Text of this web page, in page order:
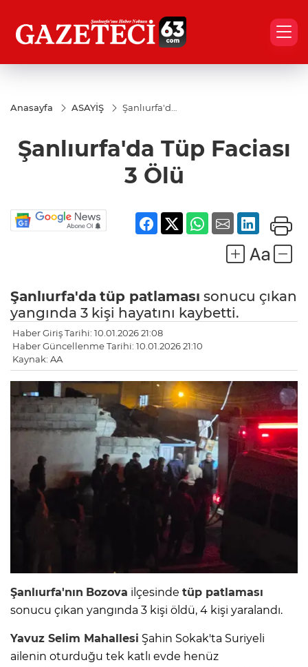
Anasayfa ASAYİŞ
Şanlıurfa'da
Şanlıurfa'da Tüp Faciası
3 Ölü
Şanlıurfa'da tüp patlaması sonucu çıkan
yangında 3 kişi hayatını kaybetti.
Haber Giriş Tarihi: 10.01.2026 21:08
Haber Güncellenme Tarihi: 10.01.2026 21:10
Kaynak: AA
Şanlıurfa'nın Bozova ilçesinde tüp patlaması
sonucu çıkan yangında 3 kişi öldü, 4 kişi yaralandı.
Yavuz Selim Mahallesi Şahin Sokak'ta Suriyeli
ailenin oturduğu tek katlı evde henüz